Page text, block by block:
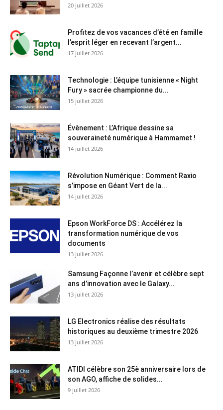
20 juillet 2026
Profitez de vos vacances d’été en famille
l’esprit léger en recevant l’argent...
17 juillet 2026
Technologie : L’équipe tunisienne « Night
Fury » sacrée championne du...
15 juillet 2026
Évènement : L’Afrique dessine sa
souveraineté numérique à Hammamet !
14 juillet 2026
Révolution Numérique : Comment Raxio
s’impose en Géant Vert de la...
14 juillet 2026
Epson WorkForce DS : Accélérez la
transformation numérique de vos
documents
13 juillet 2026
Samsung Façonne l’avenir et célèbre sept
ans d’innovation avec le Galaxy...
13 juillet 2026
LG Electronics réalise des résultats
historiques au deuxième trimestre 2026
13 juillet 2026
ATIDI célèbre son 25è anniversaire lors de
son AGO, affiche de solides...
9 juillet 2026